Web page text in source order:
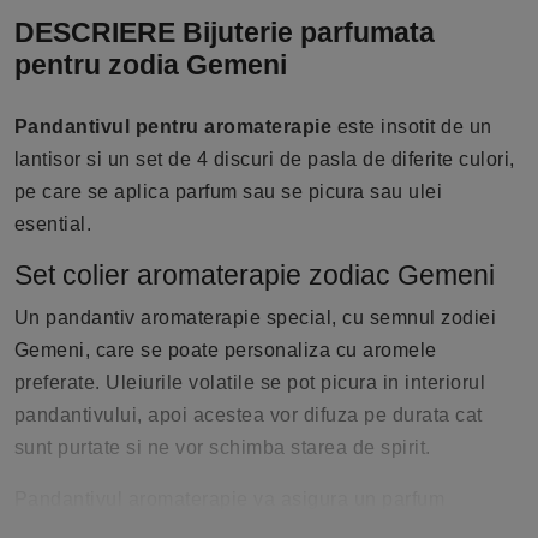
DESCRIERE Bijuterie parfumata
pentru zodia Gemeni
Pandantivul pentru aromaterapie este insotit de un
lantisor si un set de 4 discuri de pasla de diferite culori,
pe care se aplica parfum sau se picura sau ulei
esential.
Set colier aromaterapie zodiac Gemeni
Un pandantiv aromaterapie special, cu semnul zodiei
Gemeni, care se poate personaliza cu aromele
preferate. Uleiurile volatile se pot picura in interiorul
pandantivului, apoi acestea vor difuza pe durata cat
sunt purtate si ne vor schimba starea de spirit.